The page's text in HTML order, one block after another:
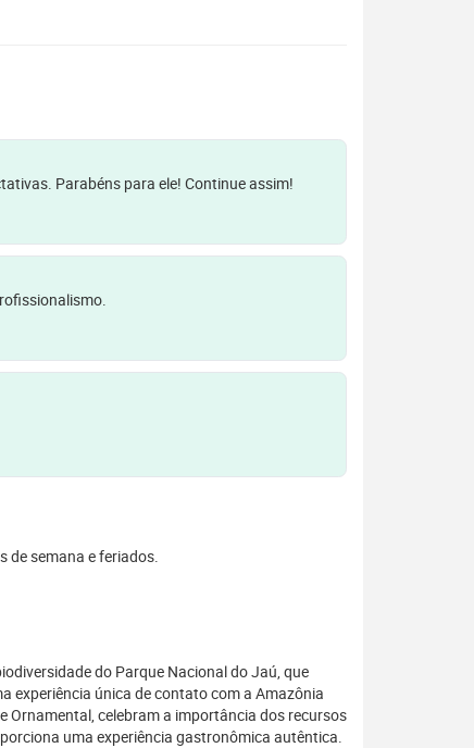
Parabéns para ele! Continue assim!
de semana e feriados.
do Parque Nacional do Jaú, que
experiência única de contato com a Amazônia
Ornamental, celebram a importância dos recursos
uma experiência gastronômica autêntica.